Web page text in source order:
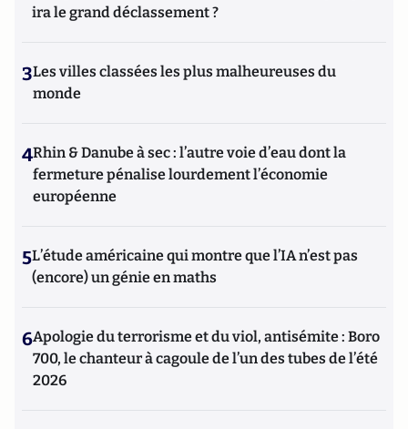
ira le grand déclassement ?
3Les villes classées les plus malheureuses du
monde
4Rhin & Danube à sec : l’autre voie d’eau dont la
fermeture pénalise lourdement l’économie
européenne
5L’étude américaine qui montre que l’IA n’est pas
(encore) un génie en maths
6Apologie du terrorisme et du viol, antisémite : Boro
700, le chanteur à cagoule de l’un des tubes de l’été
2026